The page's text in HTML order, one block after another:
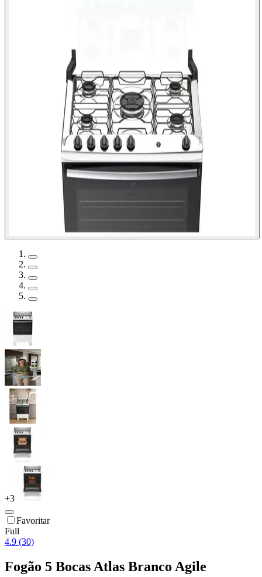
+3
Favoritar
Full
4.9 (30)
Fogão 5 Bocas Atlas Branco Agile